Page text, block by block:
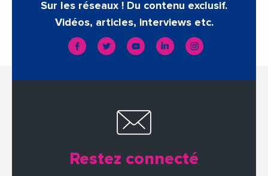
Sur les réseaux ! Du contenu exclusif.
Vidéos, articles, interviews etc.
Restez connecté